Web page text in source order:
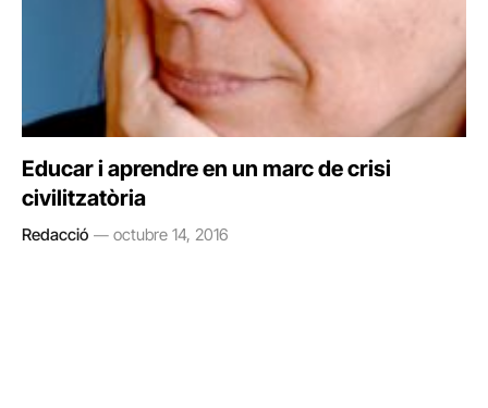
Educar i aprendre en un marc de crisi
civilitzatòria
Redacció octubre 14, 2016